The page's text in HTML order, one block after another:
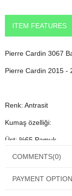
ITEM FEATURES
Pierre Cardin 3067
Pierre Cardin 2015 -
Renk: Antrasit
Kumaş özelliği:
Üst: %65 Pamuk
Alt kumaş
COMMENTS(0)
PAYMENT